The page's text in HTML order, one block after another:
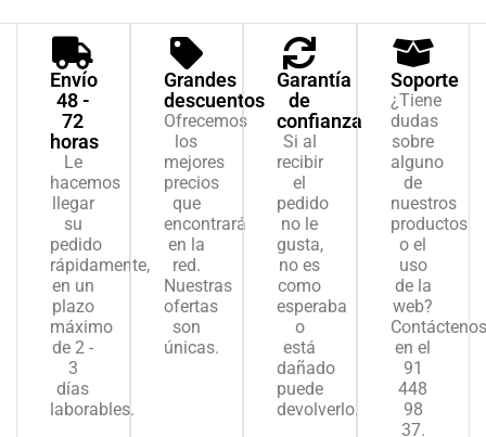
Envío
48 -
72
horas
Le
hacemos
llegar
su
pedido
rápidamente,
en un
plazo
máximo
de 2 -
3
días
laborables.
Grandes
descuentos
Ofrecemos
los
mejores
precios
que
encontrará
en la
red.
Nuestras
ofertas
son
únicas.
Garantía
de
confianza
Si al
recibir
el
pedido
no le
gusta,
no es
como
esperaba
o
está
dañado
puede
devolverlo.
Soporte
¿Tiene
dudas
sobre
alguno
de
nuestros
productos
o el
uso
de la
web?
Contáctenos
en el
91
448
98
37.